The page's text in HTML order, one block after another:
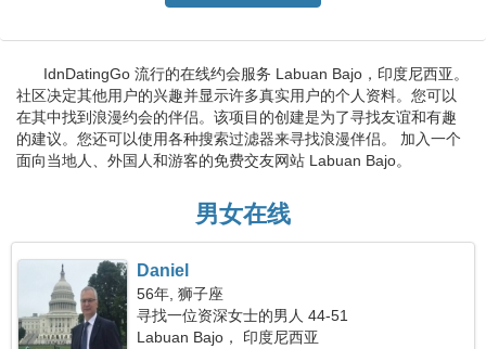
IdnDatingGo 流行的在线约会服务 Labuan Bajo，印度尼西亚。
社区决定其他用户的兴趣并显示许多真实用户的个人资料。您可以
在其中找到浪漫约会的伴侣。该项目的创建是为了寻找友谊和有趣
的建议。您还可以使用各种搜索过滤器来寻找浪漫伴侣。 加入一个
面向当地人、外国人和游客的免费交友网站 Labuan Bajo。
男女在线
Daniel
56年, 狮子座
寻找一位资深女士的男人 44-51
Labuan Bajo， 印度尼西亚